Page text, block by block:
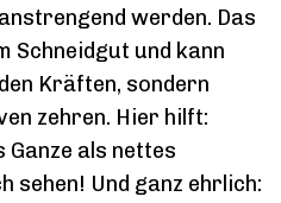
werden. Das
Schneidgut und kann
Kräften, sondern
zehren. Hier hilft:
Ganze als nettes
sehen! Und ganz ehrlich: